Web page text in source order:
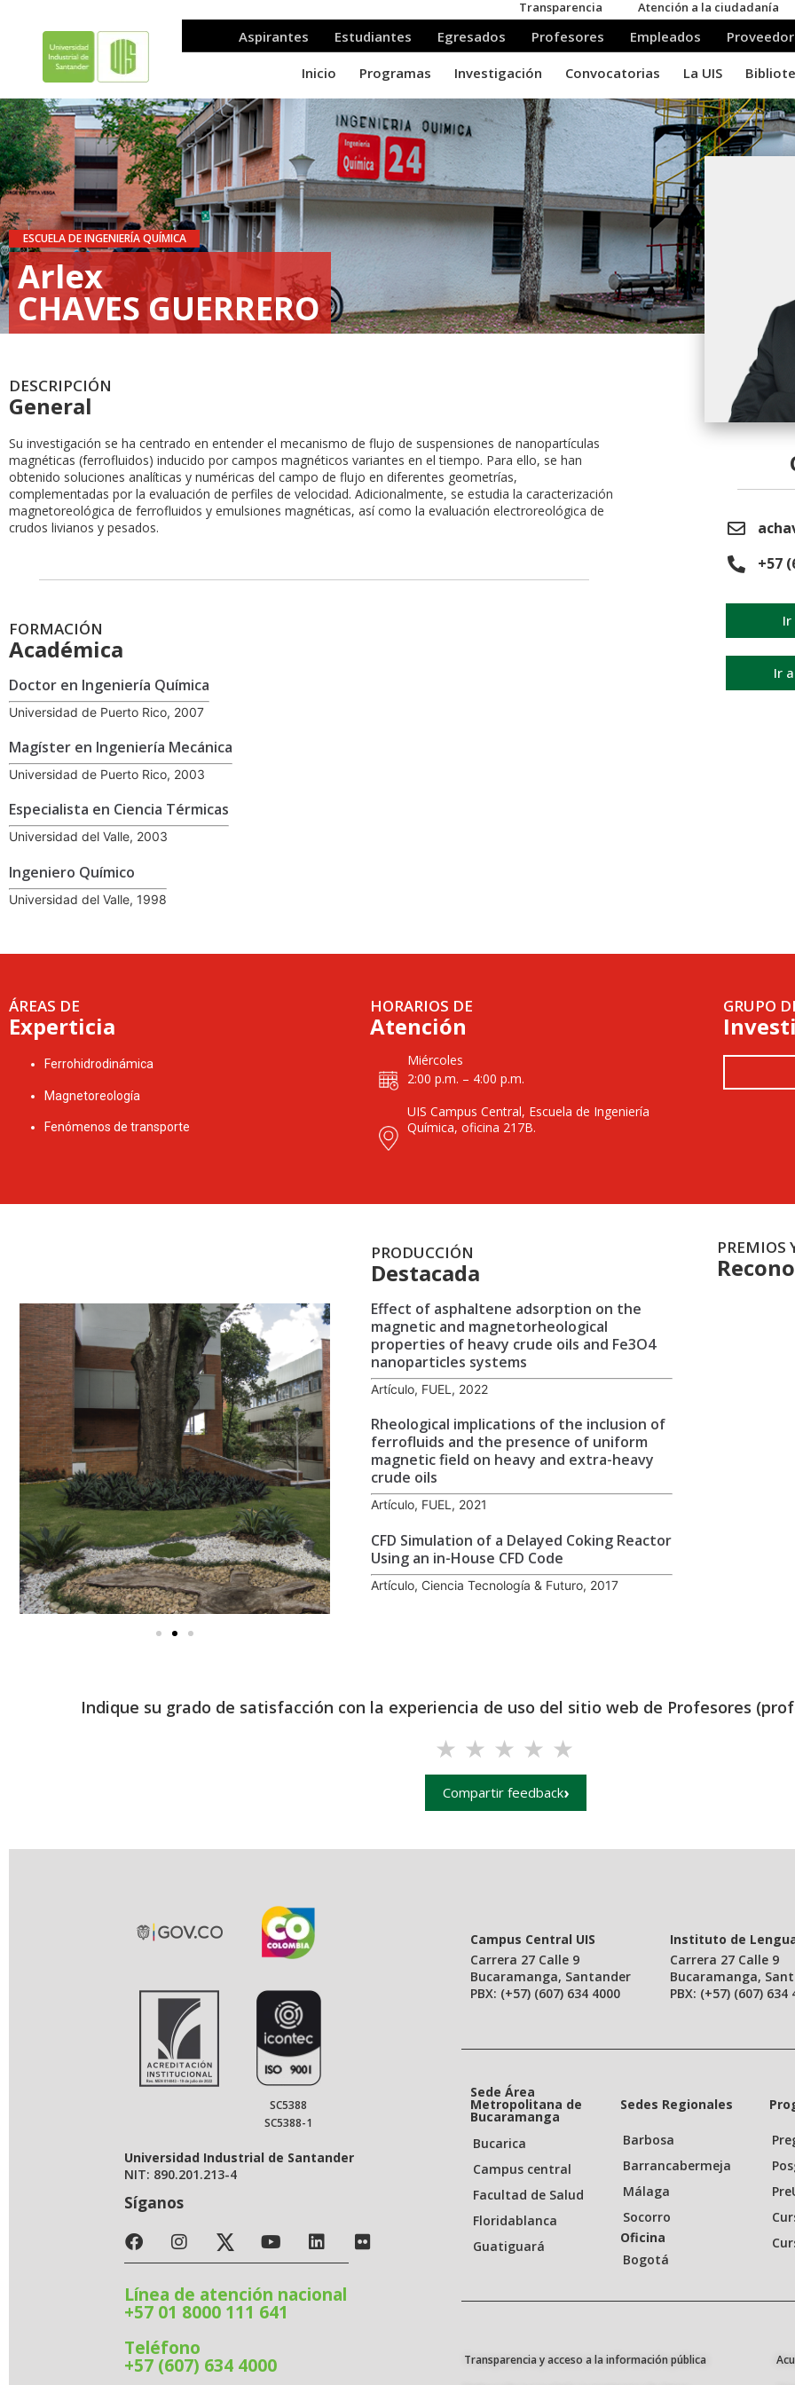
ESCUELA DE INGENIERÍA QUÍMICA
Arlex
CHAVES GUERRERO
DESCRIPCIÓN
General
Su investigación se ha centrado en entender el mecanismo de flujo de suspensiones de nanopartículas
magnéticas (ferrofluidos) inducido por campos magnéticos variantes en el tiempo. Para ello, se han
obtenido soluciones analíticas y numéricas del campo de flujo en diferentes geometrías,
complementadas por la evaluación de perfiles de velocidad. Adicionalmente, se estudia la caracterización
magnetoreológica de ferrofluidos y emulsiones magnéticas, así como la evaluación electroreológica de
crudos livianos y pesados.
FORMACIÓN
Académica
Doctor en Ingeniería Química
Universidad de Puerto Rico, 2007
Magíster en Ingeniería Mecánica
Universidad de Puerto Rico, 2003
Especialista en Ciencia Térmicas
Universidad del Valle, 2003
Ingeniero Químico
Universidad del Valle, 1998
+57
Ir
Ir
ÁREAS DE
Experticia
Ferrohidrodinámica
Magnetoreología
Fenómenos de transporte
HORARIOS DE
Atención
Miércoles
2:00 p.m. – 4:00 p.m.
UIS Campus Central, Escuela de Ingeniería
Química, oficina 217B.
GRUPO
PRODUCCIÓN
Destacada
Effect of asphaltene adsorption on the
magnetic and magnetorheological
properties of heavy crude oils and Fe3O4
nanoparticles systems
Artículo, FUEL, 2022
Rheological implications of the inclusion of
ferrofluids and the presence of uniform
magnetic field on heavy and extra-heavy
crude oils
Artículo, FUEL, 2021
CFD Simulation of a Delayed Coking Reactor
Using an in-House CFD Code
Artículo, Ciencia Tecnología & Futuro, 2017
PREMIOS
Indique su grado de satisfacción con la experiencia de uso del sitio web de Profesores